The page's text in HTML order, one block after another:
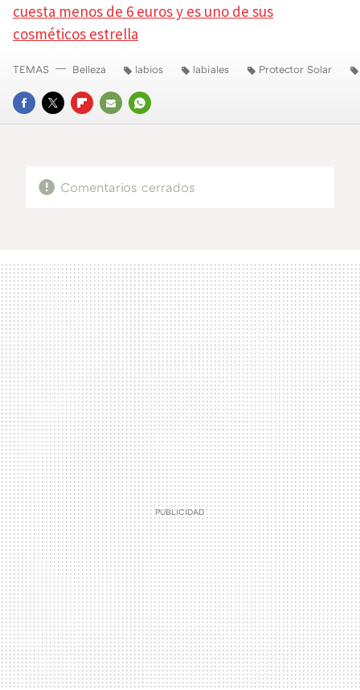
cuesta menos de 6 euros y es uno de sus
cosméticos estrella
FACEBOOK
TWITTERFLIPBOARD
E-
WHATSAPP
TEMAS Belleza labios labiales Protector Solar
Comentarios cerrados